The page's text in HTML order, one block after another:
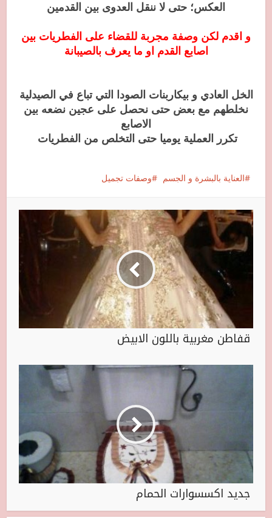
العكس؛ حتى لا ننقل العدوى بين القدمين
و اقدم لكن وصفة مجربة للقضاء على الفطريات بين
اصابع القدم او ما يعرف بالصيبانة
الخل العادي و بيكاربنات الصودا التي تباع في الصيدلية
نخلطهم مع بعض حتى نحصل على عجين نضعه بين
الاصابع
تكرر العملية يوميا حتى التخلص من الفطريات
العناية بالبشرة و الجسم وصفات تجميل
قفاطن مغربية باللون الابيض
جديد اكسسوارات الحمام